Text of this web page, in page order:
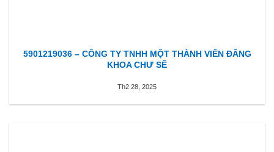
5901219036 – CÔNG TY TNHH MỘT THÀNH VIÊN ĐĂNG
KHOA CHƯ SÊ
Th2 28, 2025